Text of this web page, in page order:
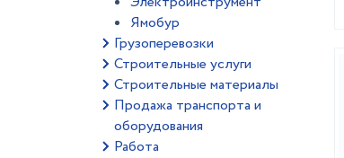
Ямобур
Грузоперевозки
Строительные услуги
Строительные материалы
Продажа транспорта и
оборудования
Работа